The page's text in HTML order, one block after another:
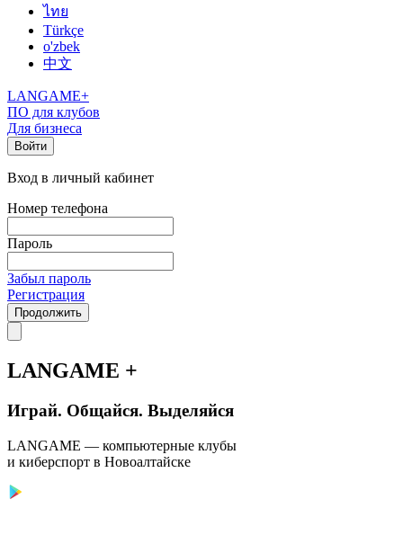
ไทย
Türkçe
o'zbek
中文
LANGAME+
ПО для клубов
Для бизнеса
Войти
Вход в личный кабинет
Номер телефона
Пароль
Забыл пароль
Регистрация
Продолжить
LANGAME +
Играй. Общайся. Выделяйся
LANGAME — компьютерные клубы
и киберспорт в Новоалтайске